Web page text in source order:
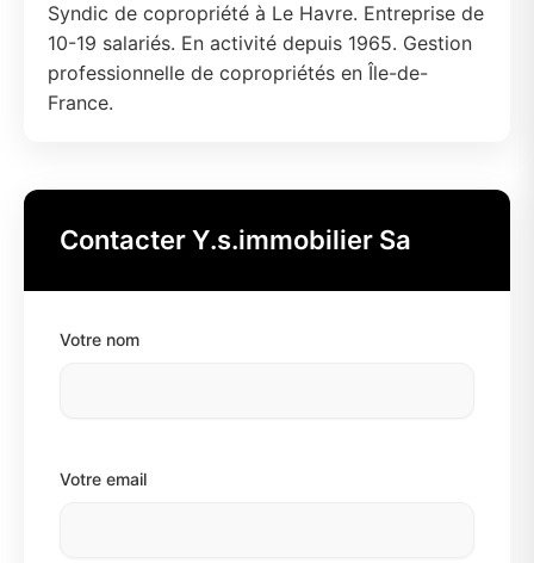
Syndic de copropriété à Le Havre. Entreprise de
10-19 salariés. En activité depuis 1965. Gestion
professionnelle de copropriétés en Île-de-
France.
Contacter Y.s.immobilier Sa
Votre nom
Votre email